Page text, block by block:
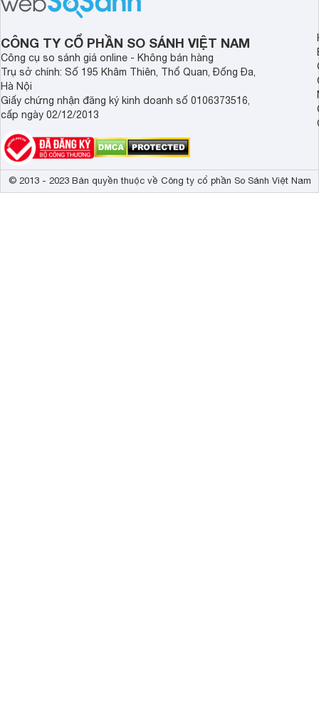
CÔNG TY CỔ PHẦN SO SÁNH VIỆT NAM
Công cụ so sánh giá online - Không bán hàng
Trụ sở chính: Số 195 Khâm Thiên, Thổ Quan, Đống Đa,
Hà Nội
Giấy chứng nhận đăng ký kinh doanh số 0106373516,
cấp ngày 02/12/2013
© 2013 - 2023 Bản quyền thuộc về Công ty cổ phần So Sánh Việt Nam